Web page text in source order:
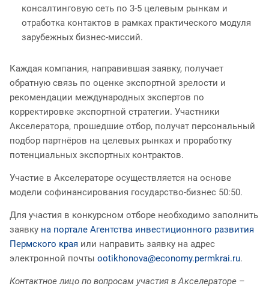
консалтинговую сеть по 3-5 целевым рынкам и
отработка контактов в рамках практического модуля
зарубежных бизнес-миссий.
Каждая компания, направившая заявку, получает
обратную связь по оценке экспортной зрелости и
рекомендации международных экспертов по
корректировке экспортной стратегии. Участники
Акселератора, прошедшие отбор, получат персональный
подбор партнёров на целевых рынках и проработку
потенциальных экспортных контрактов.
Участие в Акселераторе осуществляется на основе
модели софинансирования государство-бизнес 50:50.
Для участия в конкурсном отборе необходимо заполнить
заявку на портале Агентства инвестиционного развития
Пермского края или направить заявку на адрес
электронной почты ootikhonova@economy.permkrai.ru.
Контактное лицо по вопросам участия в Акселераторе –